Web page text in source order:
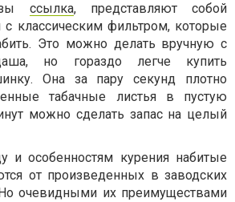
ссылка, представляют собой
с классическим фильтром, которые
Это можно делать вручную с
но гораздо легче купить
Она за пару секунд плотно
табачные листья в пустую
можно сделать запас на целый
и особенностям курения набитые
от произведенных в заводских
Но очевидными их преимуществами